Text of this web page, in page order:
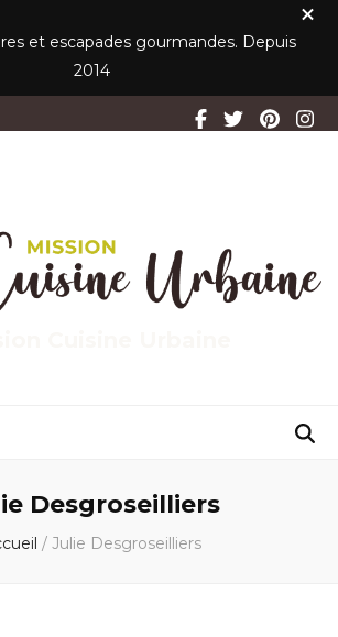
et escapades gourmandes. Depuis
2014
Desgroseilliers
/ Julie Desgroseilliers